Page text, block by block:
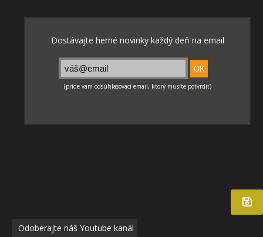
Odoberajte náš Youtube kanál